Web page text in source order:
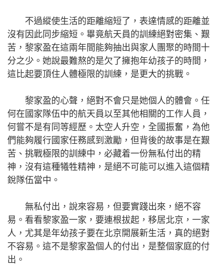
不過縱使生活的距離縮短了，表達情感的距離並
沒有因此同步縮短。畢竟航天員的訓練絕對密集、艱
苦，黎家盈在這兩年間能夠抽出與家人團聚的時間十
分之少。她說最難熬的是欠了擁抱年幼孩子的時間，
這比起要頂住人體極限的訓練，是更大的挑戰。
黎家盈的心聲，絕對不會只是她個人的體會。任
何在國家隊伍中的航天員以至其他相關的工作人員，
何嘗不是有同等經歷。太空人升空，全國振奮，為他
們能夠履行國家任務感到激勵，但背後的故事是在艱
苦、挑戰極限的訓練中，必藏着一份無私付出的精
神，沒有這種犧牲精神，是絕不可能可以進入這個精
銳隊伍當中。
無私付出，說來容易，但要實踐出來，絕不容
易。看看黎家盈一家，要連根拔起，移居北京，一家
人，尤其是年幼孩子要在北京開展新生活，真的絕對
不容易。這不是黎家盈個人的付出，是整個家庭的付
出。